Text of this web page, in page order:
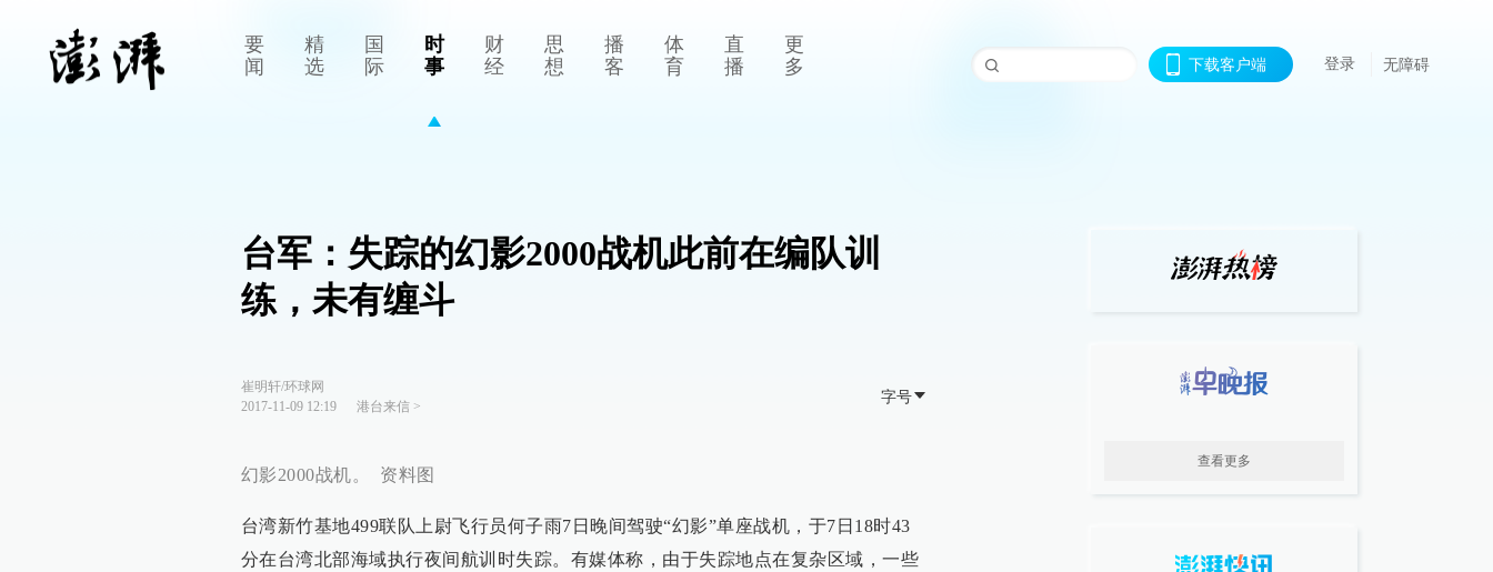
要
闻
精
选
国
际
时
事
财
经
思
想
播
客
体
育
直
播
更
多
下载客户端 登录 无障碍
台军：失踪的幻影2000战机此前在编队训
练，未有缠斗
崔明轩/环球网
2017-11-09 12:19
港台来信>
字号
幻影2000战机。 资料图
台湾新竹基地499联队上尉飞行员何子雨7日晚间驾驶“幻影”单座战机，于7日18时43
分在台湾北部海域执行夜间航训时失踪。有媒体称，由于失踪地点在复杂区域，一些
查看更多